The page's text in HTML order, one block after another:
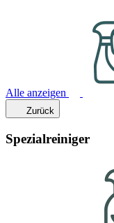
Alle anzeigen
Zurück
Spezialreiniger